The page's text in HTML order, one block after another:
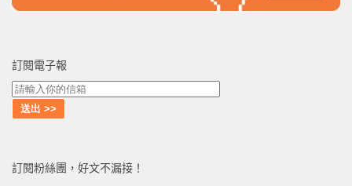
訂閱電子報
訂閱粉絲團，好文不漏接！